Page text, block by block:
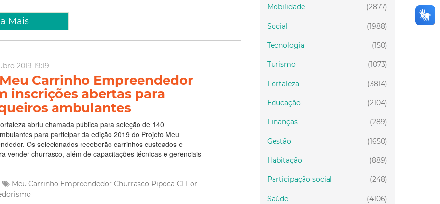
Mais
2019 19:19
Carrinho Empreendedor
inscrições abertas para
ambulantes
abriu chamada pública para seleção de 140
para participar da edição 2019 do Projeto Meu
Os selecionados receberão carrinhos custeados e
vender churrasco, além de capacitações técnicas e gerenciais
Meu Carrinho Empreendedor Churrasco Pipoca CLFor
(2877)
Mobilidade
(1988)
Social
(150)
Tecnologia
(1073)
Turismo
(3814)
Fortaleza
(2104)
Educação
(289)
Finanças
(1650)
Gestão
(889)
Habitação
(248)
Participação social
(4106)
Saúde